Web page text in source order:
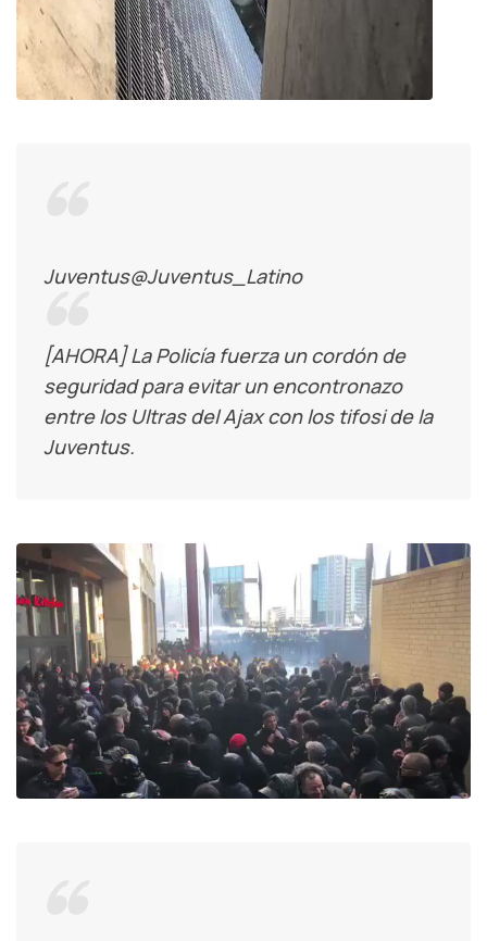
Juventus@Juventus_Latino
[AHORA] La Policía fuerza un cordón de
seguridad para evitar un encontronazo
entre los Ultras del Ajax con los tifosi de la
Juventus.